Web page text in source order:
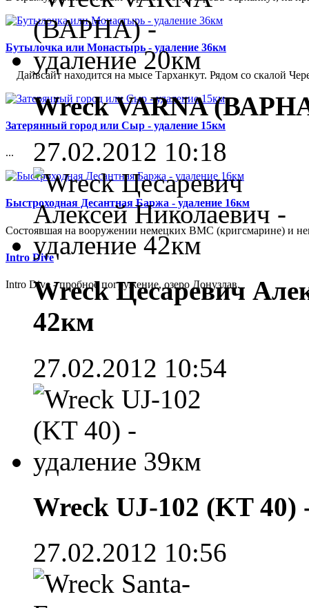
Бутылочка или Монастырь - удаление 36км
Дайвсайт находится на мысе Тарханкут. Рядом со скалой
Затерянный город или Сыр - удаление 15км
...
Быстроходная Десантная Баржа - удаление 16км
Cостоявшая на вооружении немецких ВМС (кригсмарине) и
Intro Dive
Intro Dive - пробное погружение, озеро Донузлав.
Wreck VARNA
27.02.2012 10:18
Wreck Цесаревич
42км
27.02.2012 10:54
Wreck UJ-102 (KT 40)
27.02.2012 10:56